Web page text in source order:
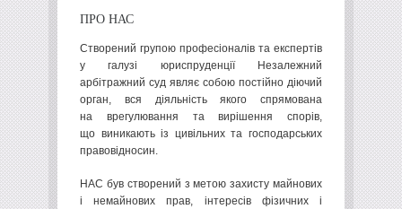
ПРО НАС
Створений групою професіоналів та експертів
у галузі юриспруденції Незалежний
арбітражний суд являє собою постійно діючий
орган, вся діяльність якого спрямована
на врегулювання та вирішення спорів,
що виникають із цивільних та господарських
правовідносин.
НАС був створений з метою захисту майнових
і немайнових прав, інтересів фізичних і